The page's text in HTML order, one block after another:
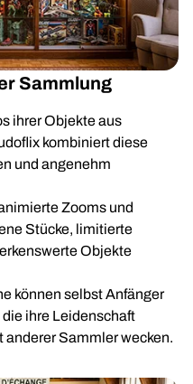
Sammlung
ihrer Objekte aus
kombiniert diese
und angenehm
Zooms und
Stücke, limitierte
Objekte
können selbst Anfänger
ihre Leidenschaft
Sammler wecken.